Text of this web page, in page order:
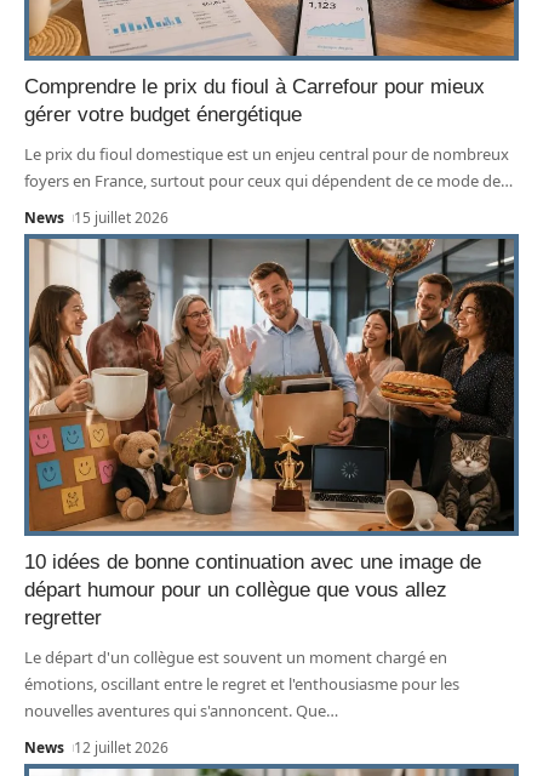
Comprendre le prix du fioul à Carrefour pour mieux
gérer votre budget énergétique
Le prix du fioul domestique est un enjeu central pour de nombreux
foyers en France, surtout pour ceux qui dépendent de ce mode de…
News 15 juillet 2026
10 idées de bonne continuation avec une image de
départ humour pour un collègue que vous allez
regretter
Le départ d'un collègue est souvent un moment chargé en
émotions, oscillant entre le regret et l'enthousiasme pour les
nouvelles aventures qui s'annoncent. Que…
News 12 juillet 2026